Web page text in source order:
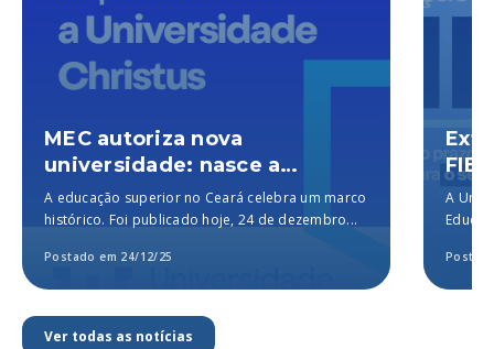
MEC autoriza nova
universidade: nasce a
Universidade Christus, a
melhor particular do Brasil,
A educação superior no Ceará celebra um marco
histórico. Foi publicado hoje, 24 de dezembro...
Postado em 24/12/25
FIES
A
Ver todas as notícias